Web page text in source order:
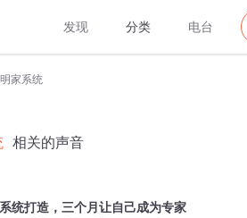
发现 分类 电台
家系统
相关的声音
统打造，三个月让自己成为专家